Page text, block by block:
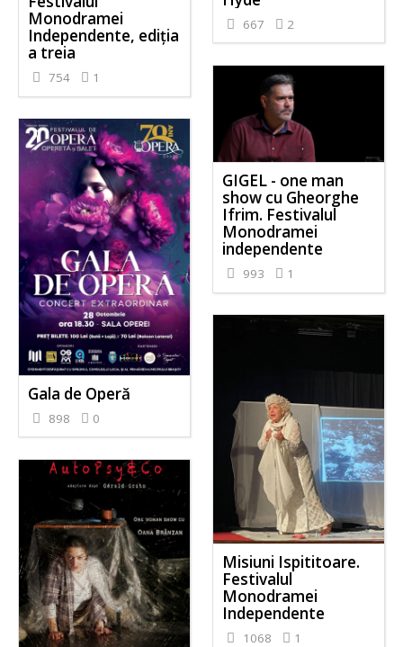
667 2
Monodramei
Independente, ediția
a treia
754 1
GIGEL - one man
show cu Gheorghe
Ifrim. Festivalul
Monodramei
independente
993 1
Gala de Operă
898 0
Misiuni Ispititoare.
Festivalul
Monodramei
Independente
1068 1